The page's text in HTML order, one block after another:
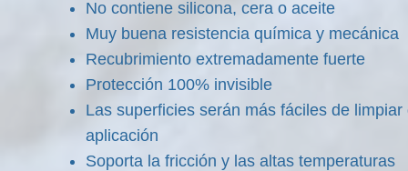
No contiene silicona, cera o aceite
Muy buena resistencia química y mecánica
Recubrimiento extremadamente fuerte
Protección 100% invisible
Las superficies serán más fáciles de
aplicación
Soporta la fricción y las altas temperaturas